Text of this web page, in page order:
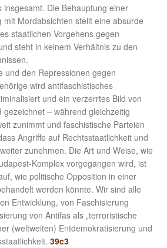
insgesamt. Die Behauptung einer
mit Mordabsichten stellt eine absurde
staatlichen Vorgehens gegen
steht in keinem Verhältnis zu den
und den Repressionen gegen
wird antifaschistisches
und ein verzerrtes Bild von
gezeichnet – während gleichzeitig
zunimmt und faschistische Parteien
Angriffe auf Rechtsstaatlichkeit und
zunehmen. Die Art und Weise, wie
Komplex vorgegangen wird, ist
wie politische Opposition in einer
werden könnte. Wir sind alle
Entwicklung, von Faschisierung
von Antifas als „terroristische
(weltweiten) Entdemokratisierung und
39c3